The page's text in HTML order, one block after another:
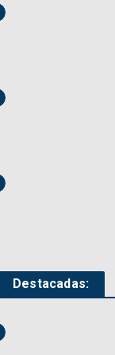
Destacadas: